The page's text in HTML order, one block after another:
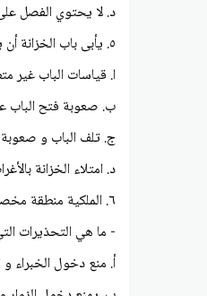
د. لا يحتوي الفصل
٥. يأبی باب الخزانة أن يبقى مغلقا إلا إذا أقحم بينه و بين إطاره لسان ورقي. . دلالة الجملة السابقة هي :
ا. قياسات الباب غير
ب. صعوبة فتح الباب
ج. تلف الباب و صعوبة
د. امتلاء الخزانة
٦. الملكية منطقة مخصصة للنخبة ، كانت تخضع لحراسة مشددة بسياجات وأسوار عالية و تحذيرات قاسية اللهجة
- ما هي التحذيرات
أ. منع دخول الخبراء و